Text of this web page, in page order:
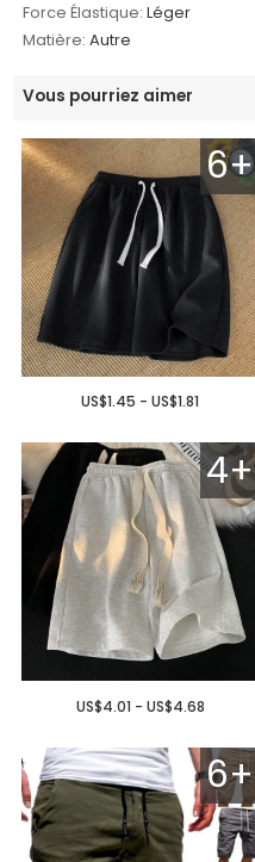
Force Élastique: Léger
Matière: Autre
Vous pourriez aimer
6+
US$1.45 - US$1.81
4+
US$4.01 - US$4.68
6+